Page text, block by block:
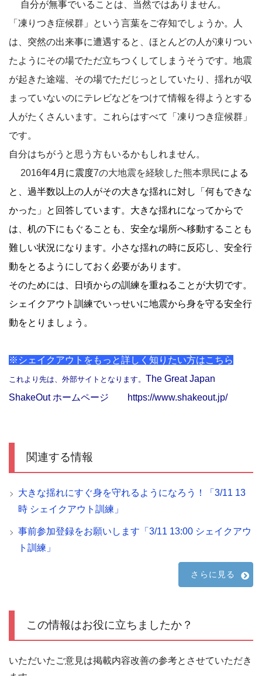
自分が無事でいることは、当然ではありません。
「凍りつき症候群」という言葉をご存知でしょうか。人
は、突然の出来事に遭遇すると、ほとんどの人が凍りつい
たようにその場でただ立ちつくしてしまうそうです。地震
が起きた途端、その場でただじっとしていたり、揺れが収
まっていないのにテレビなどをつけて情報を得ようとする
人がたくさんいます。これらはすべて「凍りつき症候群」
です。
自分はちがうと思う方もいるかもしれません。
2016年4月に震度7の大地震を経験した熊本県民による
と、過半数以上の人がその大きな揺れに対し「何もできな
かった」と回答しています。 大きな揺れになってからで
は、机の下にもぐることも、安全な場所へ移動することも
難しい状況になります。小さな揺れの時に 反応し、安全行
動をとるようにしておく必要があります。
そのためには、日頃からの訓練を重ねることが大切です。
シェイクアウト訓練でいっせいに地震から身を守る安全行
動をとりましょう。
※シェイクアウトをもっと詳しく知りたい方はこちら
これより先は、外部サイトとなります。 The Great Japan
ShakeOut ホームページ
https://www.shakeout.jp/
関連する情報
大きな揺れにすぐ身を守れるようになろう！「3/11 13
時 シェイクアウト訓練」
事前参加登録をお願いします「3/11 13:00 シェイクアウ
ト訓練」
さらに見る
この情報はお役に立ちましたか？
いただいたご意見は掲載内容改善の参考とさせていただき